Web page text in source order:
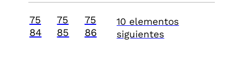
75
84
75
85
75
86
10 elementos
siguientes